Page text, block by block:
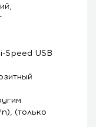
Speed USB
(только